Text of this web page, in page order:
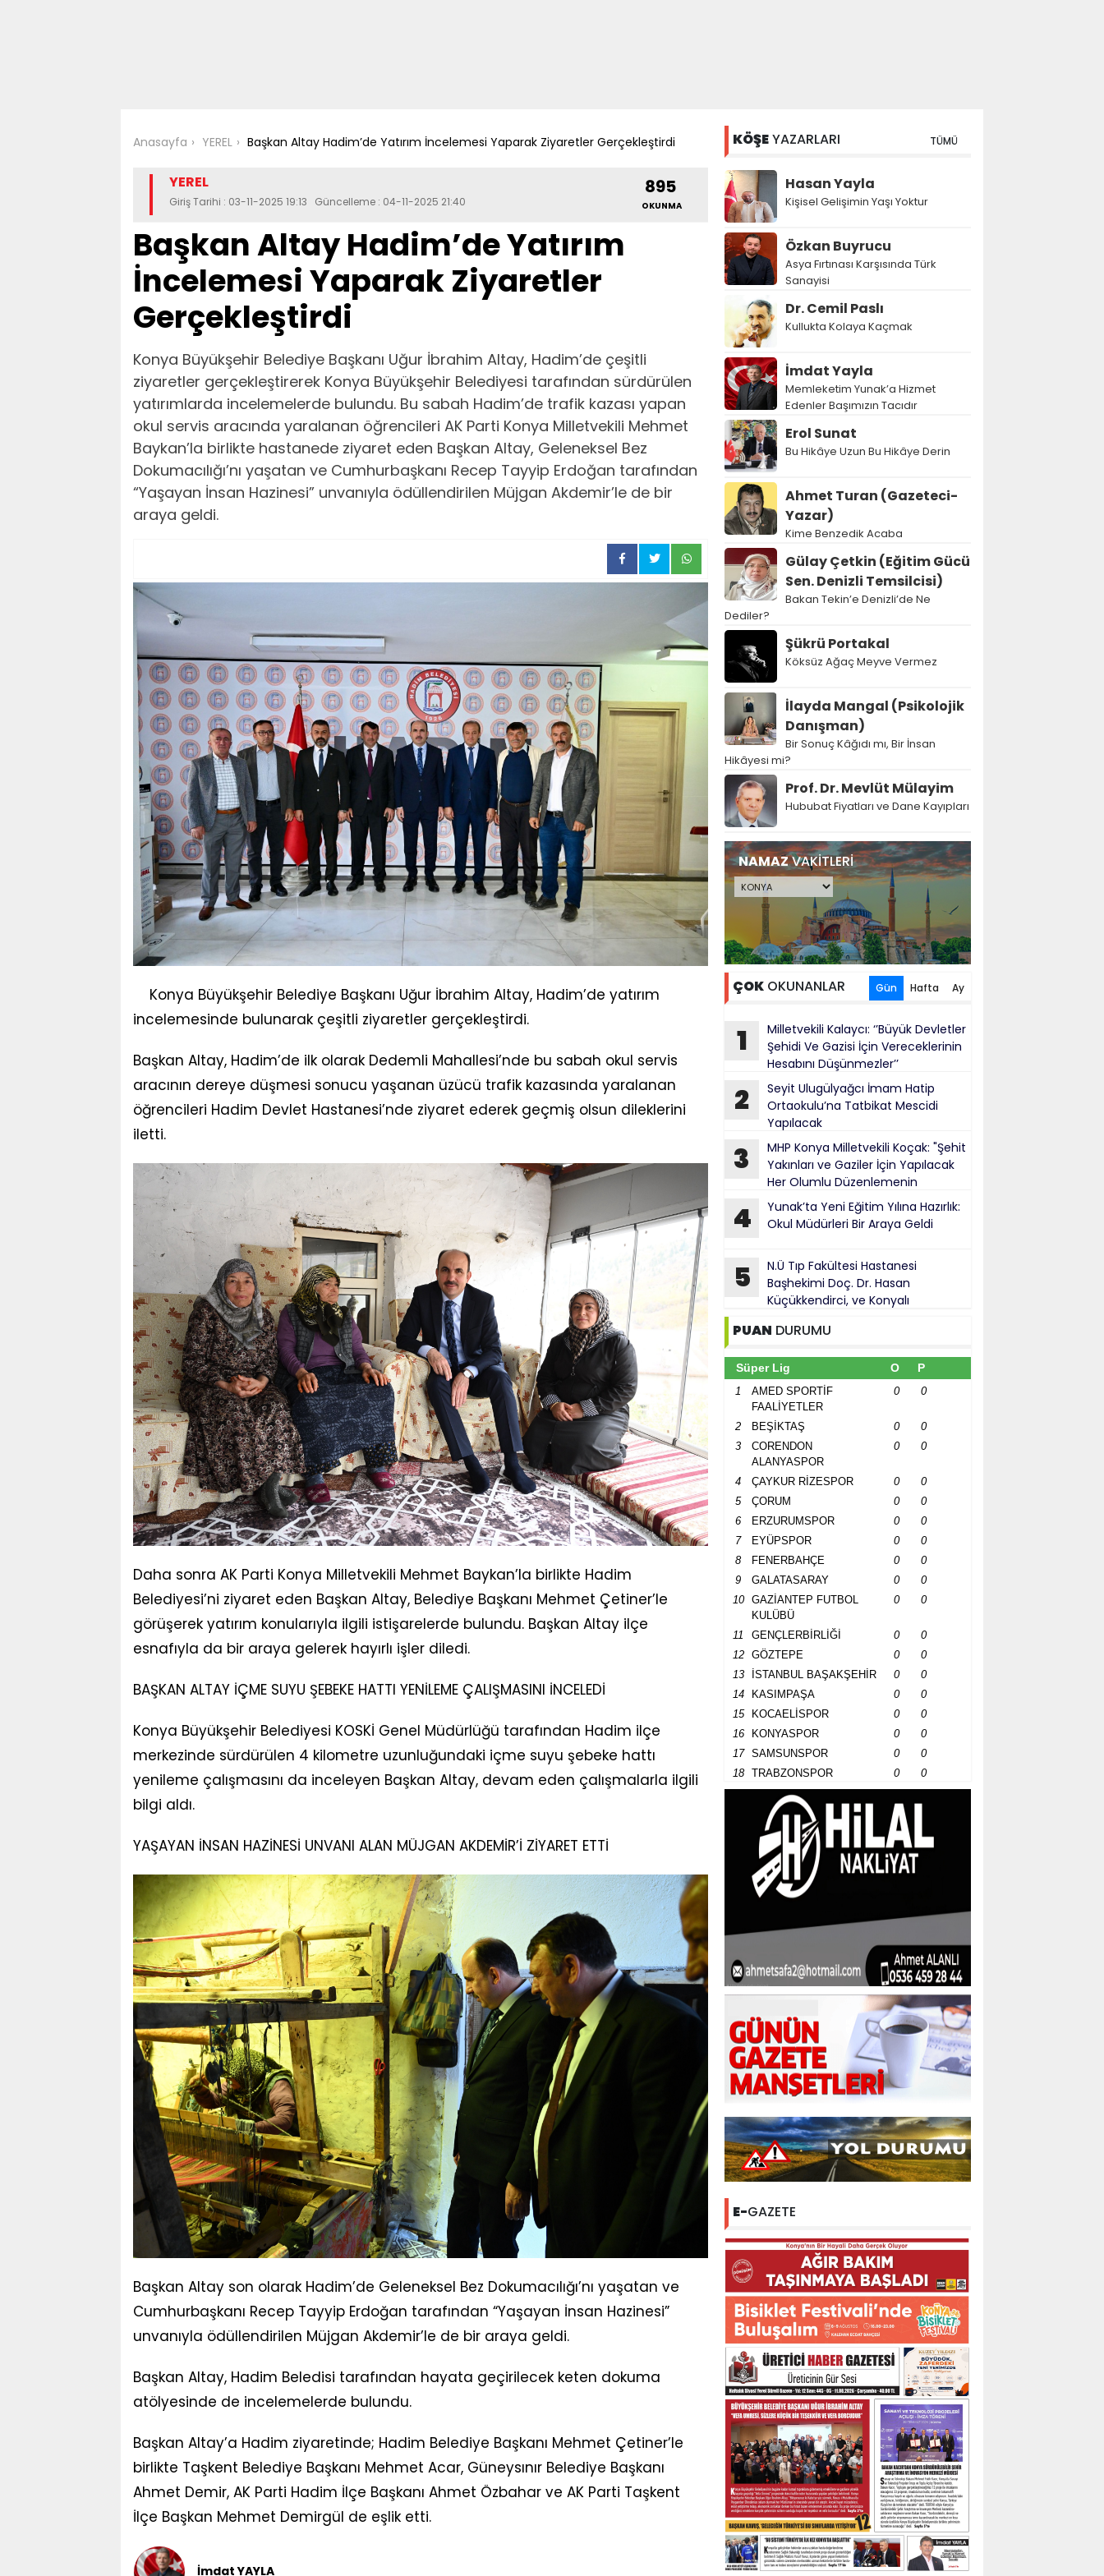
Anasayfa YEREL Başkan Altay Hadim’de Yatırım İncelemesi Yaparak Ziyaretler Gerçekleştirdi
YEREL
Giriş Tarihi : 03-11-2025 19:13 Güncelleme : 04-11-2025 21:40
895
OKUNMA
Başkan Altay Hadim’de Yatırım
İncelemesi Yaparak Ziyaretler
Gerçekleştirdi
Konya Büyükşehir Belediye Başkanı Uğur İbrahim Altay, Hadim’de çeşitli
ziyaretler gerçekleştirerek Konya Büyükşehir Belediyesi tarafından sürdürülen
yatırımlarda incelemelerde bulundu. Bu sabah Hadim’de trafik kazası yapan
okul servis aracında yaralanan öğrencileri AK Parti Konya Milletvekili Mehmet
Baykan’la birlikte hastanede ziyaret eden Başkan Altay, Geleneksel Bez
Dokumacılığı’nı yaşatan ve Cumhurbaşkanı Recep Tayyip Erdoğan tarafından
“Yaşayan İnsan Hazinesi” unvanıyla ödüllendirilen Müjgan Akdemir’le de bir
araya geldi.
Konya Büyükşehir Belediye Başkanı Uğur İbrahim Altay, Hadim’de yatırım
incelemesinde bulunarak çeşitli ziyaretler gerçekleştirdi.
Başkan Altay, Hadim’de ilk olarak Dedemli Mahallesi’nde bu sabah okul servis
aracının dereye düşmesi sonucu yaşanan üzücü trafik kazasında yaralanan
öğrencileri Hadim Devlet Hastanesi’nde ziyaret ederek geçmiş olsun dileklerini
iletti.
Daha sonra AK Parti Konya Milletvekili Mehmet Baykan’la birlikte Hadim
Belediyesi’ni ziyaret eden Başkan Altay, Belediye Başkanı Mehmet Çetiner’le
görüşerek yatırım konularıyla ilgili istişarelerde bulundu. Başkan Altay ilçe
esnafıyla da bir araya gelerek hayırlı işler diledi.
BAŞKAN ALTAY İÇME SUYU ŞEBEKE HATTI YENİLEME ÇALIŞMASINI İNCELEDİ
Konya Büyükşehir Belediyesi KOSKİ Genel Müdürlüğü tarafından Hadim ilçe
merkezinde sürdürülen 4 kilometre uzunluğundaki içme suyu şebeke hattı
yenileme çalışmasını da inceleyen Başkan Altay, devam eden çalışmalarla ilgili
bilgi aldı.
YAŞAYAN İNSAN HAZİNESİ UNVANI ALAN MÜJGAN AKDEMİR’İ ZİYARET ETTİ
Başkan Altay son olarak Hadim’de Geleneksel Bez Dokumacılığı’nı yaşatan ve
Cumhurbaşkanı Recep Tayyip Erdoğan tarafından “Yaşayan İnsan Hazinesi”
unvanıyla ödüllendirilen Müjgan Akdemir’le de bir araya geldi.
Başkan Altay, Hadim Beledisi tarafından hayata geçirilecek keten dokuma
atölyesinde de incelemelerde bulundu.
Başkan Altay’a Hadim ziyaretinde; Hadim Belediye Başkanı Mehmet Çetiner’le
birlikte Taşkent Belediye Başkanı Mehmet Acar, Güneysınır Belediye Başkanı
Ahmet Demir, AK Parti Hadim İlçe Başkanı Ahmet Özbahar ve AK Parti Taşkent
İlçe Başkan Mehmet Demirgül de eşlik etti.
İmdat YAYLA
KÖŞEYAZARLARI TÜMÜ
Hasan Yayla
Kişisel Gelişimin Yaşı Yoktur
Özkan Buyrucu
Asya Fırtınası Karşısında Türk
Sanayisi
Dr. Cemil Paslı
Kullukta Kolaya Kaçmak
İmdat Yayla
Memleketim Yunak’a Hizmet
Edenler Başımızın Tacıdır
Erol Sunat
Bu Hikâye Uzun Bu Hikâye Derin
Ahmet Turan (Gazeteci-
Yazar)
Kime Benzedik Acaba
Gülay Çetkin (Eğitim Gücü
Sen. Denizli Temsilcisi)
Bakan Tekin’e Denizli’de Ne
Dediler?
Şükrü Portakal
Köksüz Ağaç Meyve Vermez
İlayda Mangal (Psikolojik
Danışman)
Bir Sonuç Kâğıdı mı, Bir İnsan
Hikâyesi mi?
Prof. Dr. Mevlüt Mülayim
Hububat Fiyatları ve Dane Kayıpları
NAMAZVAKİTLERİ
ÇOK OKUNANLAR Gün Hafta Ay
1
Milletvekili Kalaycı: ‘’Büyük Devletler
Şehidi Ve Gazisi İçin Vereceklerinin
Hesabını Düşünmezler’’
2
Seyit Ulugülyağcı İmam Hatip
Ortaokulu’na Tatbikat Mescidi
Yapılacak
3
MHP Konya Milletvekili Koçak: "Şehit
Yakınları ve Gaziler İçin Yapılacak
Her Olumlu Düzenlemenin
Yanındayız"
4
Yunak’ta Yeni Eğitim Yılına Hazırlık:
Okul Müdürleri Bir Araya Geldi
5
N.Ü Tıp Fakültesi Hastanesi
Başhekimi Doç. Dr. Hasan
Küçükkendirci, ve Konyalı
bürokratlar, Konya Cumhuriyet Başsavcısı
Mehmet Uzun’a hayırlı olsun ziyareti
PUAN DURUMU
Süper Lig O P
1
AMED SPORTİF
FAALİYETLER
0 0
2 BEŞİKTAŞ 0
0
3
CORENDON
ALANYASPOR
0 0
4 ÇAYKUR RİZESPOR 0
0
5
ÇORUM 0
0
6
ERZURUMSPOR 0
0
7
EYÜPSPOR 0
0
8
FENERBAHÇE 0
0
9
GALATASARAY 0
0
10
GAZİANTEP FUTBOL
KULÜBÜ
0 0
11 GENÇLERBİRLİĞİ 0
0
12
GÖZTEPE 0
0
13
İSTANBUL BAŞAKŞEHİR 0
0
14
KASIMPAŞA 0
0
15
KOCAELİSPOR 0
0
16
KONYASPOR 0
0
17
SAMSUNSPOR 0
0
18
TRABZONSPOR 0 0
E-GAZETE